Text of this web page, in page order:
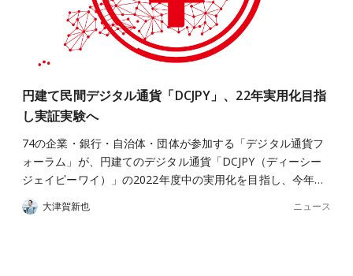
円建て民間デジタル通貨「DCJPY」、22年実用化目指
し実証実験へ
74の企業・銀行・自治体・団体が参加する「デジタル通貨フ
ォーラム」が、円建てのデジタル通貨「DCJPY（ディーシー
ジェイピーワイ）」の2022年度中の実用化を目指し、今年…
大津賀新也 ニュース